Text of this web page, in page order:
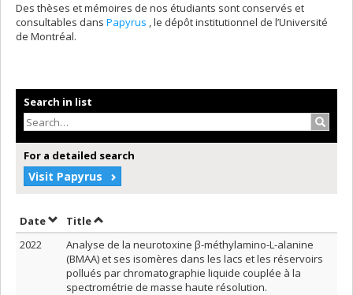
Des thèses et mémoires de nos étudiants sont conservés et
consultables dans Papyrus , le dépôt institutionnel de l’Université
de Montréal.
Search in list
For a detailed search
Visit Papyrus
DateSort by date in ascending order
TitleSort by title in ascending order
2022
Analyse de la neurotoxine β-méthylamino-L-alanine
(BMAA) et ses isomères dans les lacs et les réservoirs
pollués par chromatographie liquide couplée à la
spectrométrie de masse haute résolution.